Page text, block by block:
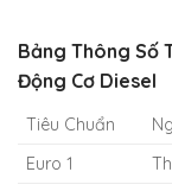
Bảng Thông Số
Động Cơ Diesel
Tiêu Chuẩn
Euro 1